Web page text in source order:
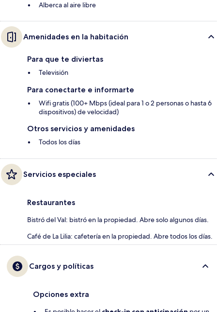
Alberca al aire libre
Amenidades en la habitación
Para que te diviertas
Televisión
Para conectarte e informarte
Wifi gratis (100+ Mbps (ideal para 1 o 2 personas o hasta 6
dispositivos) de velocidad)
Otros servicios y amenidades
Todos los días
Servicios especiales
Restaurantes
Bistró del Val: bistró en la propiedad. Abre solo algunos días.
Café de La Lilia: cafetería en la propiedad. Abre todos los días.
Cargos y políticas
Opciones extra